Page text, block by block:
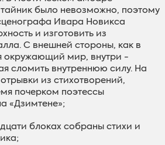
было невозможно, поэтому
Ивара Новикса
и изготовить из
С внешней стороны, как в
окружающий мир, внутри -
сломить внутреннюю силу. На
из стихотворений,
почерком поэтессы
«Дзимтене»;
блоках собраны стихи и